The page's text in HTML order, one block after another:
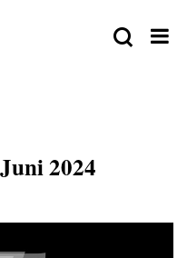
2024